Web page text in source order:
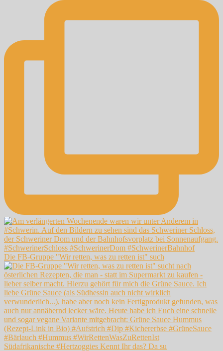
Die FB-Gruppe "Wir retten, was zu retten ist" such
Südafrikanische #Hertzoggies Kennt Ihr das? Da su